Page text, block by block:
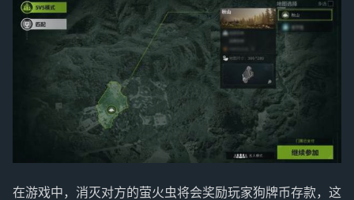
在游戏中，消灭对方的萤火虫将会奖励玩家狗牌币存款，这